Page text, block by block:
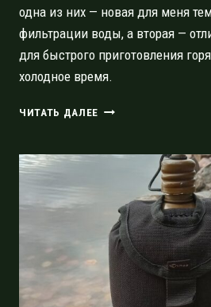
одна из них — новая для меня
фильтрации воды, а вторая —
для быстрого приготовления
холодное время.
ЧИТАТЬ ДАЛЕЕ УДОБНАЯ
FORCLAZ
НЕУБИВАЕМАЯ
ФЛЯГА
QUECHUA